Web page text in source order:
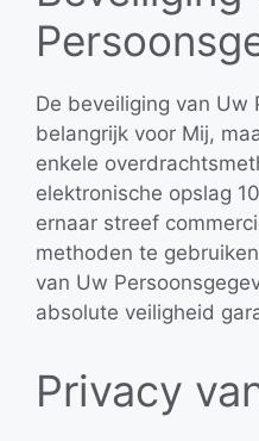
De beveiliging van Uw
belangrijk voor Mij,
enkele
elektronische opslag
ernaar streef
methoden te
van Uw
absolute veiligheid
Privacy